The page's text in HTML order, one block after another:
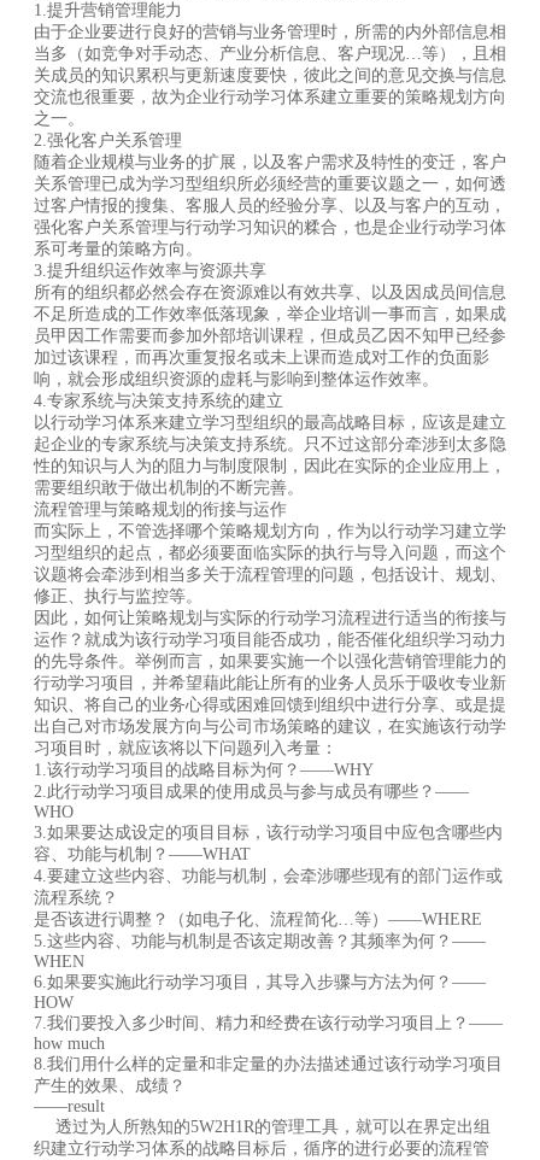
1.提升营销管理能力
由于企业要进行良好的营销与业务管理时，所需的内外部信息相
当多（如竞争对手动态、产业分析信息、客户现况…等），且相
关成员的知识累积与更新速度要快，彼此之间的意见交换与信息
交流也很重要，故为企业行动学习体系建立重要的策略规划方向
之一。
2.强化客户关系管理
随着企业规模与业务的扩展，以及客户需求及特性的变迁，客户
关系管理已成为学习型组织所必须经营的重要议题之一，如何透
过客户情报的搜集、客服人员的经验分享、以及与客户的互动，
强化客户关系管理与行动学习知识的糅合，也是企业行动学习体
系可考量的策略方向。
3.提升组织运作效率与资源共享
所有的组织都必然会存在资源难以有效共享、以及因成员间信息
不足所造成的工作效率低落现象，举企业培训一事而言，如果成
员甲因工作需要而参加外部培训课程，但成员乙因不知甲已经参
加过该课程，而再次重复报名或未上课而造成对工作的负面影
响，就会形成组织资源的虚耗与影响到整体运作效率。
4.专家系统与决策支持系统的建立
以行动学习体系来建立学习型组织的最高战略目标，应该是建立
起企业的专家系统与决策支持系统。只不过这部分牵涉到太多隐
性的知识与人为的阻力与制度限制，因此在实际的企业应用上，
需要组织敢于做出机制的不断完善。
流程管理与策略规划的衔接与运作
而实际上，不管选择哪个策略规划方向，作为以行动学习建立学
习型组织的起点，都必须要面临实际的执行与导入问题，而这个
议题将会牵涉到相当多关于流程管理的问题，包括设计、规划、
修正、执行与监控等。
因此，如何让策略规划与实际的行动学习流程进行适当的衔接与
运作？就成为该行动学习项目能否成功，能否催化组织学习动力
的先导条件。举例而言，如果要实施一个以强化营销管理能力的
行动学习项目，并希望藉此能让所有的业务人员乐于吸收专业新
知识、将自己的业务心得或困难回馈到组织中进行分享、或是提
出自己对市场发展方向与公司市场策略的建议，在实施该行动学
习项目时，就应该将以下问题列入考量：
1.该行动学习项目的战略目标为何？——WHY
2.此行动学习项目成果的使用成员与参与成员有哪些？——
WHO
3.如果要达成设定的项目目标，该行动学习项目中应包含哪些内
容、功能与机制？——WHAT
4.要建立这些内容、功能与机制，会牵涉哪些现有的部门运作或
流程系统？
是否该进行调整？（如电子化、流程简化…等）——WHERE
5.这些内容、功能与机制是否该定期改善？其频率为何？——
WHEN
6.如果要实施此行动学习项目，其导入步骤与方法为何？——
HOW
7.我们要投入多少时间、精力和经费在该行动学习项目上？——
how much
8.我们用什么样的定量和非定量的办法描述通过该行动学习项目
产生的效果、成绩？
——result
透过为人所熟知的5W2H1R的管理工具，就可以在界定出组
织建立行动学习体系的战略目标后，循序的进行必要的流程管